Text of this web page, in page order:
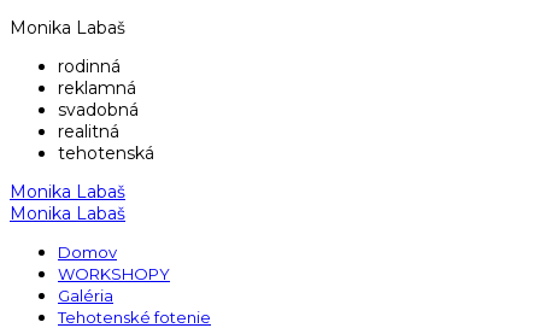
Monika Labaš
rodinná
reklamná
svadobná
realitná
tehotenská
Monika Labaš
Monika Labaš
Domov
WORKSHOPY
Galéria
Tehotenské fotenie